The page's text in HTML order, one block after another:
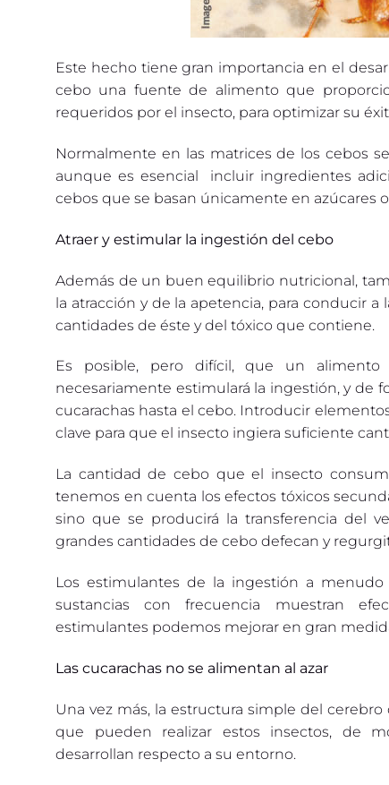
Este hecho tiene gran importancia en el
cebo una fuente de alimento que
requeridos por el insecto, para optimizar su
Normalmente en las matrices de los cebos
aunque es esencial incluir ingredientes
cebos que se basan únicamente en
Atraer y estimular la ingestión del cebo
Además de un buen equilibrio nutricional,
la atracción y de la apetencia, para conducir
cantidades de éste y del tóxico que contiene.
Es posible, pero difícil, que un alimento
necesariamente estimulará la ingestión, y de
cucarachas hasta el cebo. Introducir
clave para que el insecto ingiera suficiente
La cantidad de cebo que el insecto
tenemos en cuenta los efectos tóxicos
sino que se producirá la transferencia del
grandes cantidades de cebo defecan y
Los estimulantes de la ingestión a
sustancias con frecuencia muestran
estimulantes podemos mejorar en gran
Las cucarachas no se alimentan al azar
Una vez más, la estructura simple del
que pueden realizar estos insectos, de
desarrollan respecto a su entorno.